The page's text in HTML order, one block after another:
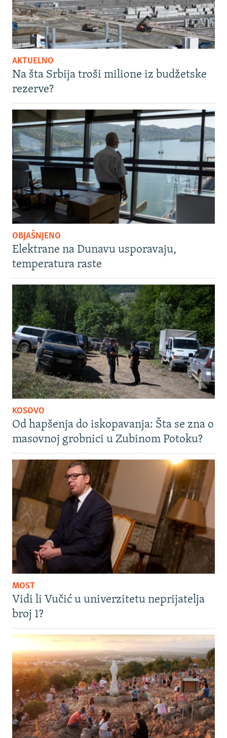
AKTUELNO
Na šta Srbija troši milione iz budžetske
rezerve?
OBJAŠNJENO
Elektrane na Dunavu usporavaju,
temperatura raste
KOSOVO
Od hapšenja do iskopavanja: Šta se zna o
masovnoj grobnici u Zubinom Potoku?
MOST
Vidi li Vučić u univerzitetu neprijatelja
broj 1?